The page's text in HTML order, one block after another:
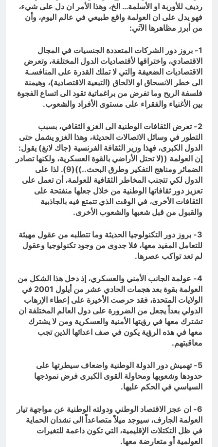
رديف للأوربة او الأسلمة… الخ، وهذا الأمر ان دل على شيء،
فهو يدل على ان العولمة واقع طبيعي في عالم اليوم، وأن
من أبرز مظاهرها الآتي:
1- بروز دور الشركات المتعددة الجنسيات في المجال
الاقتصادي، واختراقها لأقتصاديات الدول المختلفة، وتعرض
الاقتصاديات الضعيفة والتي لا تملك القدرة على المنافسـة
الى خطر الانسحاق او الالحاق (التبعية الاقتصادية)، وهيمنة
فلسفة الربح وما تفرض من براغماتية تقود الى اتساع الفجوة
بين الأغنياء والفقراء على مستوى الأفراد والشعوب.
2- تعرض الثقافات الوطنية الى الغزو الثقافي، بسبب
التطور في وسائل الاتصالات الحديثة، وهذا الغزو يشمل حتى
الدول الكبرى، فهذا وزير الثقافة الفرنسية (جاك لانغ) يقول:
إن العولمة ((لا تحتل الأراضي بالقوة العسكرية، ولكنها تصادر
الضمائر ومناهج التفكير وطرق البحث..))(9). لذا على
الدول لكي تتجنب المخاطر الثقافية للعولمة، أن تعمل على
تعزيز دور ثقافاتها الوطنية من خلال جعلها منفتحة على
الثقافات الأخرى، في الوقت الذي تتمتع فيه بالجاذبية
والقبول من قبل شعبها والشعوب الأخرى.
3- بروز دور التكنولوجيا الحديثة وما تتطلبه من عقول مهيئة
للتعامل المفيد معها، فلا جدوى من وجود تكنولوجيا وعقول
لم تعد تواكب عصرها.
4- عولمة الجانب الأمني والعسكري، إذ دخل هذا الشكل من
العولمة بقوة بعد هجمات الحادي عشر من أيلول 2001 في
الولايات المتحدة، فقد حرصت الأخيرة على إعطاء الإرهاب
الدولي بعداً يجعل من الضرورة على دول العالم المختلفة ان
تشترك معها في رؤيتها الأمنية والعسكرية ومن لا يشترك
معها في هذه الرؤية يكون في صف اعدائها الذين تجب
معاقبتهم.
5- تهميش دور الدولة الوطنية واضعاف سيطرتها على
حدودها وشعوبها ومحاولة القوى الكبرى فرض نموذجها
السياسي في الحكم عليها.
6- ان عجز الاقتصاد الوطني ودولته الوطنية عن مواجهة تيار
العولمة الجارف، سيوجد ميلاً متصاعداً الى نشدان الحماية
في ظل التكتلات الإقليمية، التي تكون داعمة للتغيرات
العولمية أو متعارضة معها.